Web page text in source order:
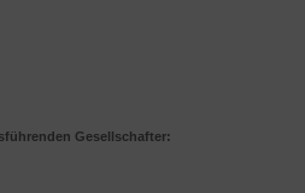
Gesellschafter: